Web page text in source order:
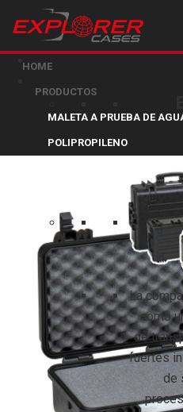
La
como
de
fuertes
de
HOME
PRODUCTOS
MALETA A PRUEBA DE
POLIPROPILENO